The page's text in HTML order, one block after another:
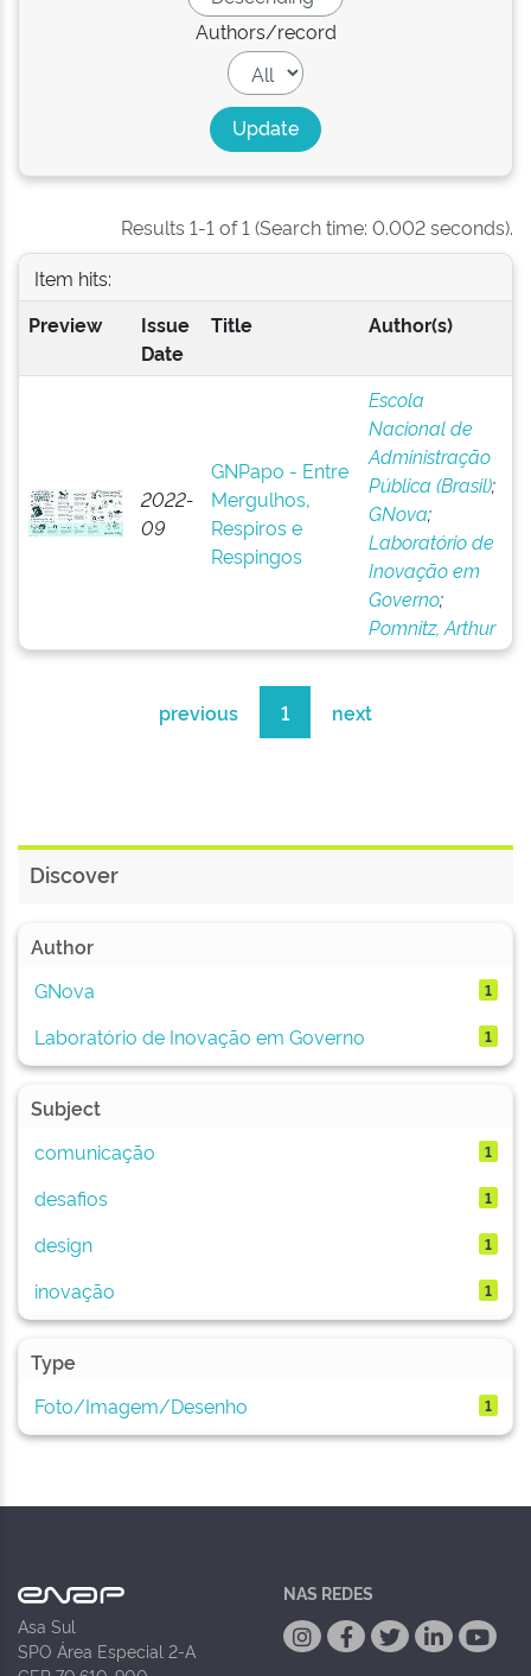
Authors/record
Results 1-1 of 1 (Search time: 0.002 seconds).
Item hits:
Preview
Issue
Date
Title Author(s)
2022-
09
GNPapo - Entre
Mergulhos,
Respiros e
Respingos
Escola
Nacional de
Administração
Pública (Brasil);
GNova;
Laboratório de
Inovação em
Governo;
Pomnitz, Arthur
previous 1 next
Discover
Author
GNova
1
Laboratório de Inovação em Governo 1
Subject
comunicação
1
desafios 1
design 1
inovação 1
Type
Foto/Imagem/Desenho
1
Asa Sul
SPO Área Especial 2-A
NAS REDES